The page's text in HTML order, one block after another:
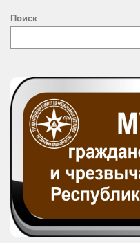
Поиск